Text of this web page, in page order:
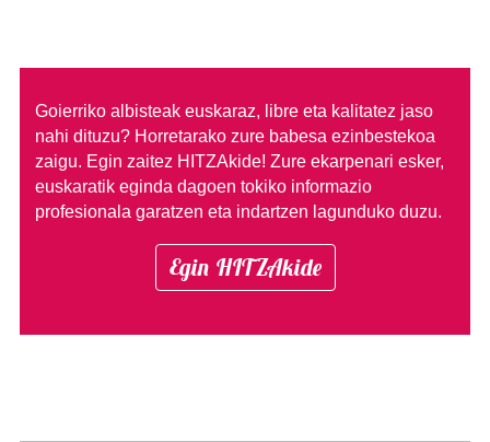
Goierriko albisteak euskaraz, libre eta kalitatez jaso
nahi dituzu? Horretarako zure babesa ezinbestekoa
zaigu. Egin zaitez HITZAkide! Zure ekarpenari esker,
euskaratik eginda dagoen tokiko informazio
profesionala garatzen eta indartzen lagunduko duzu.
Egin HITZAkide